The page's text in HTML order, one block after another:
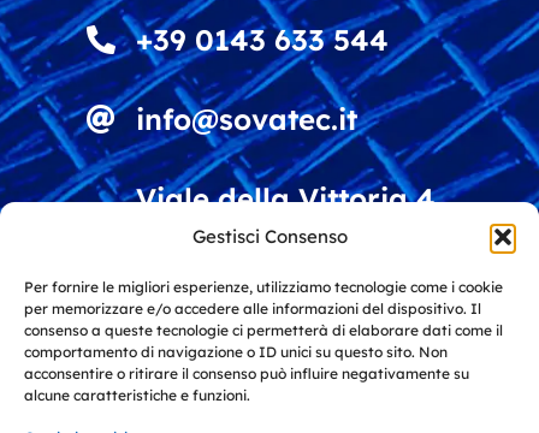
Gestisci Consenso
Per fornire le migliori esperienze, utilizziamo tecnologie come i cookie
per memorizzare e/o accedere alle informazioni del dispositivo. Il
consenso a queste tecnologie ci permetterà di elaborare dati come il
comportamento di navigazione o ID unici su questo sito. Non
acconsentire o ritirare il consenso può influire negativamente su
alcune caratteristiche e funzioni.
+39 0143 633 544
info@sovatec.it
Viale della Vittoria 4
15060 Stazzano (AL)
Soluzioni per vagliatura e riciclo
materiali